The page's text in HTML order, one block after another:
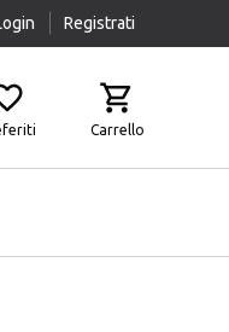
Registrati
Carrello